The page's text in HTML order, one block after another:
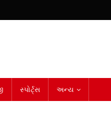
સ્પોર્ટ્સ અન્ય